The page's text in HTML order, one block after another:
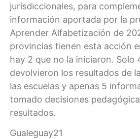
jurisdiccionales, para
información aportada por la
Aprender Alfabetización de
provincias tienen esta acción
hay 2 que no la iniciaron. Solo
devolvieron los resultados de
las escuelas y apenas 5
tomado decisiones
resultados.
Gualeguay21